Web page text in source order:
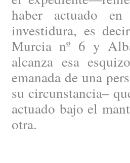
haber actuado
investidura, es
Murcia nº 6 y
alcanza esa
emanada de una
su circunstancia–
actuado bajo el
otra.